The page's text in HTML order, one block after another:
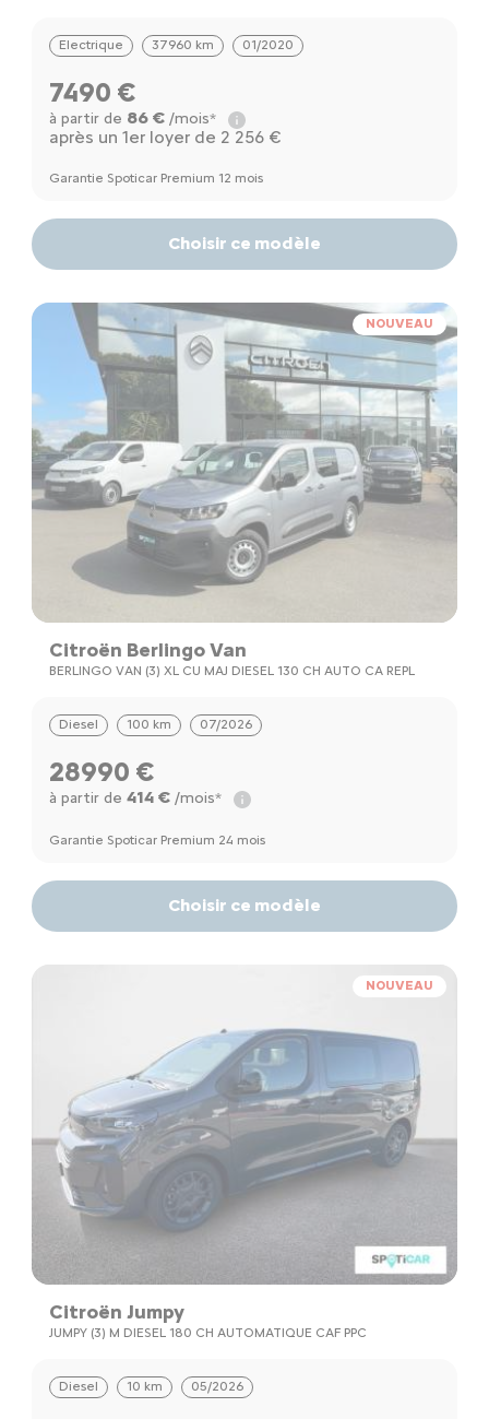
Electrique 37960 km 01/2020
7490 €
à partir de 86 €/mois*
après un 1er loyer de 2 256 €
Garantie Spoticar Premium 12 mois
Choisir ce modèle
NOUVEAU
Citroën Berlingo Van
BERLINGO VAN (3) XL CU MAJ DIESEL 130 CH AUTO CA REPL
Diesel 100 km 07/2026
28990 €
à partir de 414 €/mois*
Garantie Spoticar Premium 24 mois
Choisir ce modèle
NOUVEAU
Citroën Jumpy
JUMPY (3) M DIESEL 180 CH AUTOMATIQUE CAF PPC
Diesel 10 km 05/2026